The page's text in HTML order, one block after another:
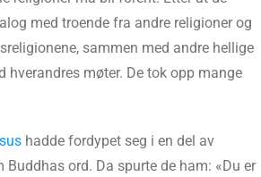
med troende fra andre religioner og
sammen med andre hellige
hverandres møter. De tok opp mange
hadde fordypet seg i en del av
ord. Da spurte de ham: «Du er